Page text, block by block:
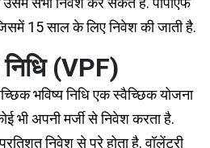
15 साल के लिए निवेश की जाती है.
(VPF)
भविष्य निधि एक स्वैच्छिक योजना
भी अपनी मर्जी से निवेश करता है.
निवेश से परे होता है. वॉलेंटरी